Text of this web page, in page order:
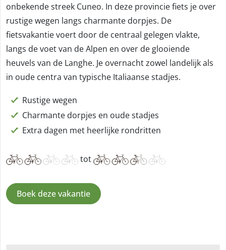
onbekende streek Cuneo. In deze provincie fiets je over
rustige wegen langs charmante dorpjes. De
fietsvakantie voert door de centraal gelegen vlakte,
langs de voet van de Alpen en over de glooiende
heuvels van de Langhe. Je overnacht zowel landelijk als
in oude centra van typische Italiaanse stadjes.
Rustige wegen
Charmante dorpjes en oude stadjes
Extra dagen met heerlijke rondritten
tot
Boek deze vakantie